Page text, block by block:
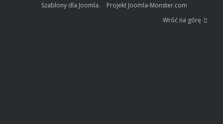
Szablony dla Joomla.
Projekt Joomla-Monster.com
Wróć na górę